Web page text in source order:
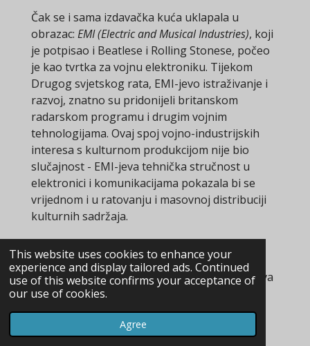
This website uses cookies to enhance your
experience and display tailored ads. Continued
use of this website confirms your acceptance of
our use of cookies.
Agree
Čak se i sama izdavačka kuća uklapala u
obrazac: EMI (Electric and Musical Industries), koji
je potpisao i Beatlese i Rolling Stonese, počeo
je kao tvrtka za vojnu elektroniku. Tijekom
Drugog svjetskog rata, EMI-jevo istraživanje i
razvoj, znatno su pridonijeli britanskom
radarskom programu i drugim vojnim
tehnologijama. Ovaj spoj vojno-industrijskih
interesa s kulturnom produkcijom nije bio
slučajnost - EMI-jeva tehnička stručnost u
elektronici i komunikacijama pokazala bi se
vrijednom i u ratovanju i masovnoj distribuciji
kulturnih sadržaja.
Ovi pažljivo vođeni britanski eksperimenti u
kulturnoj kontroli uskoro će pronaći svoj
savršeni laboratorij u Americi, gdje je onda ova
nevjerojatna konvergencija zauvijek
preoblikovala kulturu mladih i obiteljsku
zajednicu. Britanija je bila pionir u ovim